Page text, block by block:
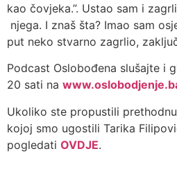
kao čovjeka.”. Ustao sam i
njega. I znaš šta? Imao sam
put neko stvarno zagrlio,
Podcast Oslobođena slušajte i
20 sati na
Ukoliko ste propustili
kojoj smo ugostili Tarika
pogledati OVDJE.